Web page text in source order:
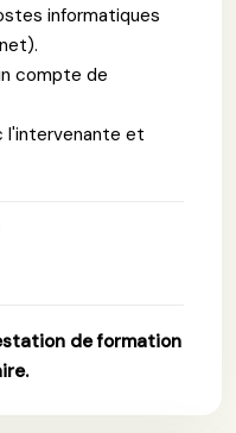
informatiques
compte de
l'intervenante et
de formation